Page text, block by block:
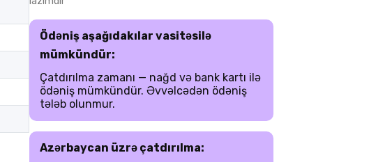
Ödəniş aşağıdakılar vasitəsilə
mümkündür:
Çatdırılma zamanı — nağd və bank kartı ilə
ödəniş mümkündür. Əvvəlcədən ödəniş
tələb olunmur.
Azərbaycan üzrə çatdırılma: